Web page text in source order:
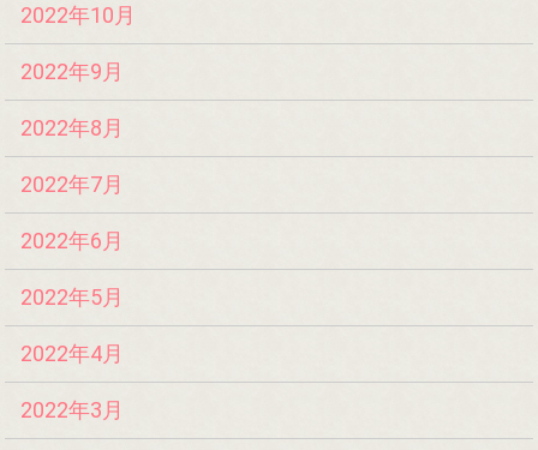
2022年10月
2022年9月
2022年8月
2022年7月
2022年6月
2022年5月
2022年4月
2022年3月